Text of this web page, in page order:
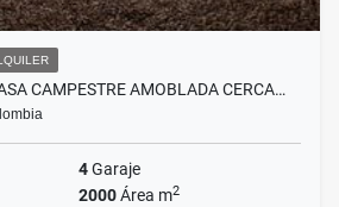
CAMPESTRE AMOBLADA CERCA…
4Garaje
2000Área m2